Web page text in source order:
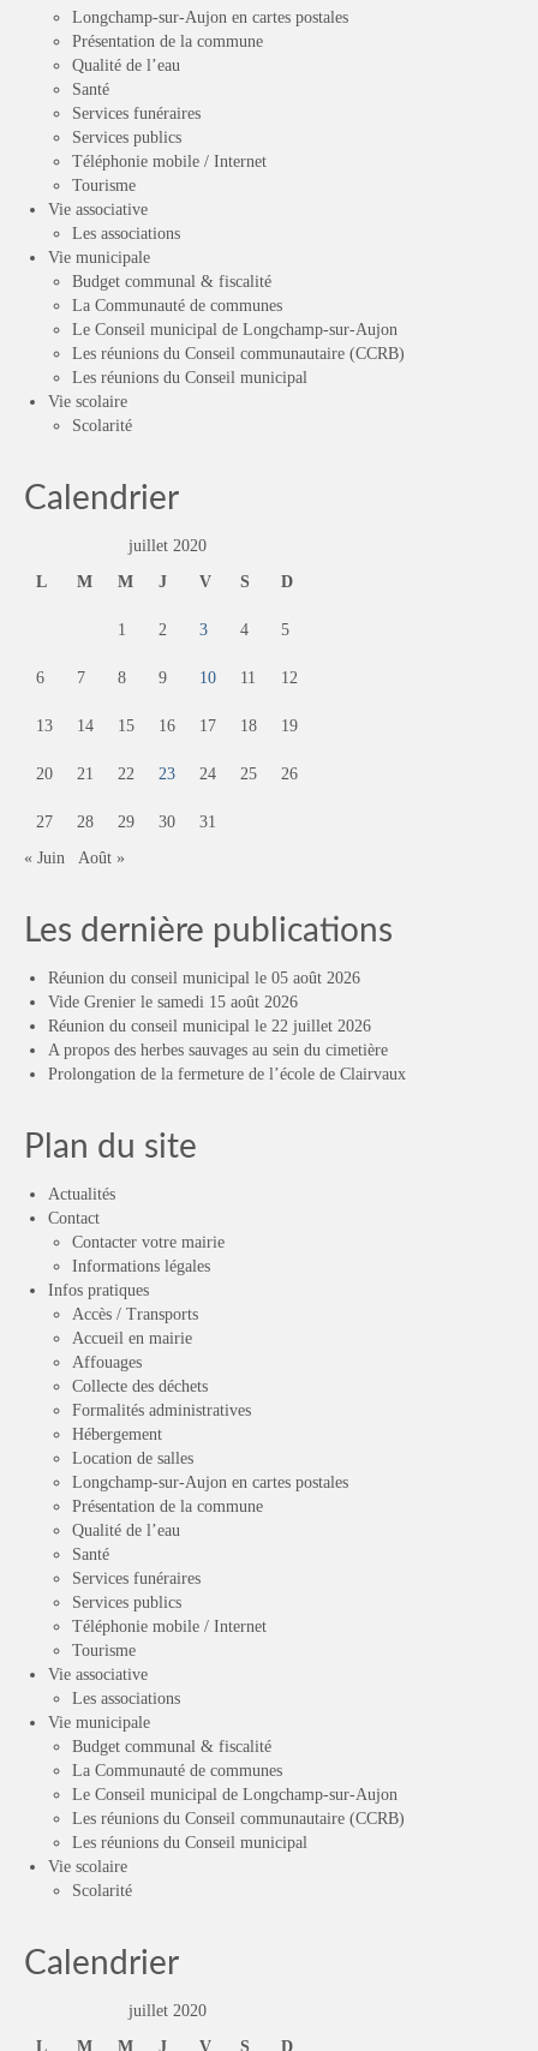
Longchamp-sur-Aujon en cartes postales
Présentation de la commune
Qualité de l’eau
Santé
Services funéraires
Services publics
Téléphonie mobile / Internet
Tourisme
Vie associative
Les associations
Vie municipale
Budget communal & fiscalité
La Communauté de communes
Le Conseil municipal de Longchamp-sur-Aujon
Les réunions du Conseil communautaire (CCRB)
Les réunions du Conseil municipal
Vie scolaire
Scolarité
Calendrier
juillet 2020
L
M M J V S D
1 2 3 4 5
6 7 8 9 10 11 12
13 14 15 16 17 18 19
20 21 22 23 24 25 26
27 28 29 30
31
« Juin
Août »
Les dernière publications
Réunion du conseil municipal le 05 août 2026
Vide Grenier le samedi 15 août 2026
Réunion du conseil municipal le 22 juillet 2026
A propos des herbes sauvages au sein du cimetière
Prolongation de la fermeture de l’école de Clairvaux
Plan du site
Actualités
Contact
Contacter votre mairie
Informations légales
Infos pratiques
Accès / Transports
Accueil en mairie
Affouages
Collecte des déchets
Formalités administratives
Hébergement
Location de salles
Longchamp-sur-Aujon en cartes postales
Présentation de la commune
Qualité de l’eau
Santé
Services funéraires
Services publics
Téléphonie mobile / Internet
Tourisme
Vie associative
Les associations
Vie municipale
Budget communal & fiscalité
La Communauté de communes
Le Conseil municipal de Longchamp-sur-Aujon
Les réunions du Conseil communautaire (CCRB)
Les réunions du Conseil municipal
Vie scolaire
Scolarité
Calendrier
juillet 2020
L
M M J V S D